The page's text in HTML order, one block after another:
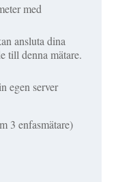
med
ansluta dina
till denna mätare.
egen server
3 enfasmätare)